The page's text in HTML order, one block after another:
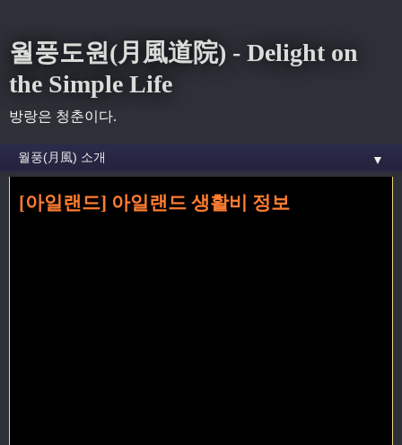
월풍도원(月風道院) - Delight on
the Simple Life
방랑은 청춘이다.
▼
» 코크 꼬리가 달린 글
[아일랜드] 아일랜드 생활비 정보